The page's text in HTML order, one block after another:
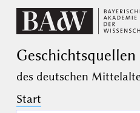
Geschichts­quellen
des deutschen
Start